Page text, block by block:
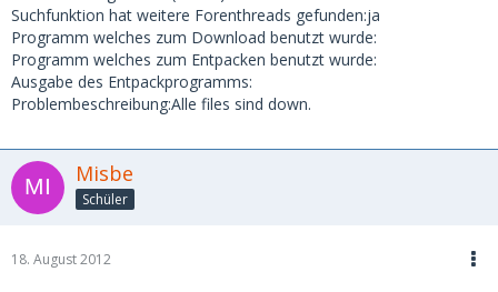
Suchfunktion hat weitere Forenthreads gefunden:ja
Programm welches zum Download benutzt wurde:
Programm welches zum Entpacken benutzt wurde:
Ausgabe des Entpackprogramms:
Problembeschreibung:Alle files sind down.
Misbe
Schüler
18. August 2012